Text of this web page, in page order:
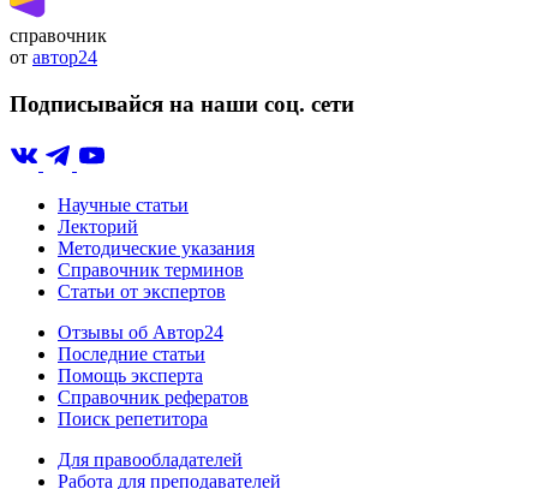
справочник
от автор24
Подписывайся на наши соц. сети
Научные статьи
Лекторий
Методические указания
Справочник терминов
Статьи от экспертов
Отзывы об Автор24
Последние статьи
Помощь эксперта
Справочник рефератов
Поиск репетитора
Для правообладателей
Работа для преподавателей